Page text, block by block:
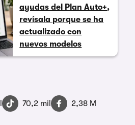
ayudas del Plan Auto+,
revísala porque se ha
actualizado con
nuevos modelos
70,2 mil
2,38 M